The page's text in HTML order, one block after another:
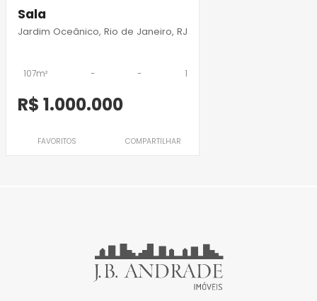
Sala
Jardim Oceânico, Rio de Janeiro, RJ
107m² - - 1
R$ 1.000.000
FAVORITOS COMPARTILHAR